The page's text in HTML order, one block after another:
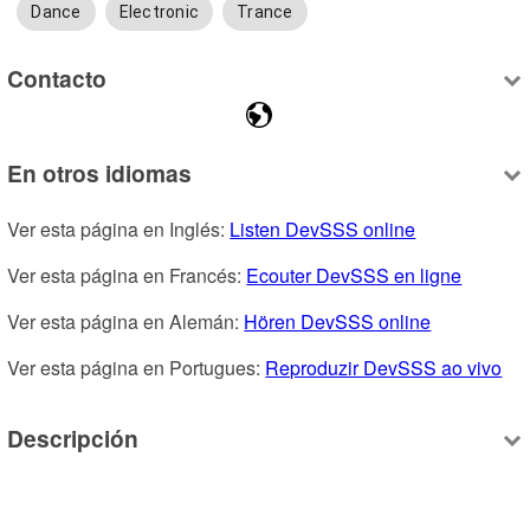
Dance Electronic Trance
Contacto
En otros idiomas
Ver esta página en Inglés: Listen DevSSS online
Ver esta página en Francés: Ecouter DevSSS en ligne
Ver esta página en Alemán: Hören DevSSS online
Ver esta página en Portugues: Reproduzir DevSSS ao vivo
Descripción